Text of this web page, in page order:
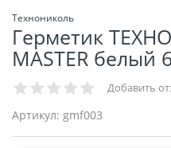
Технониколь
Герметик
MASTER белый
Добавить
Артикул: gmf003